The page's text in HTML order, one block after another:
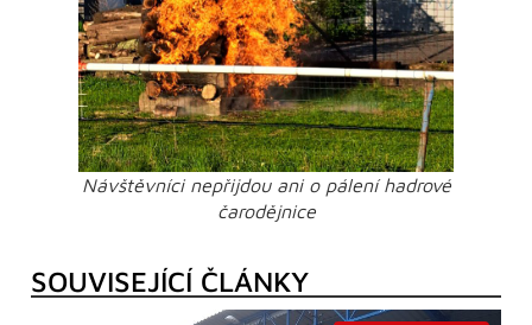
Návštěvníci nepřijdou ani o pálení hadrové
čarodějnice
SOUVISEJÍCÍ ČLÁNKY